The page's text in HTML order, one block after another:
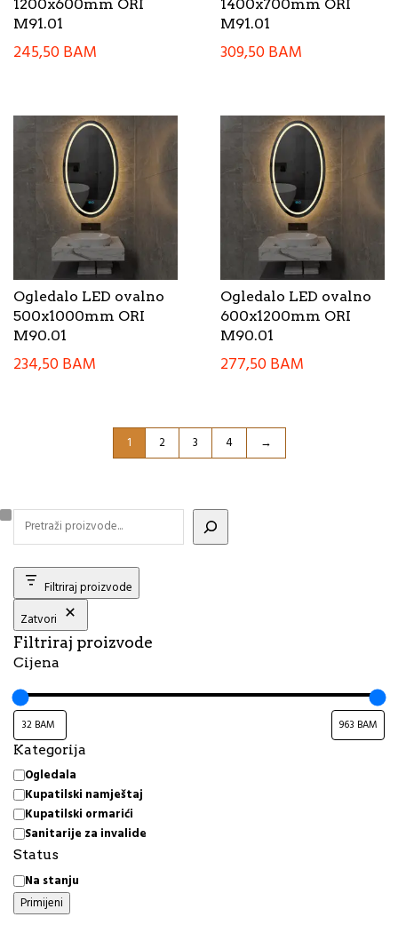
1200x600mm ORI
M91.01
245,50BAM
1400x700mm ORI
M91.01
309,50BAM
Ogledalo LED ovalno
500x1000mm ORI
M90.01
234,50BAM
Ogledalo LED ovalno
600x1200mm ORI
M90.01
277,50BAM
1 2 3 4 →
Filtriraj proizvode
Zatvori
Filtriraj proizvode
Cijena
Kategorija
Kategorija
Ogledala
Kupatilski namještaj
Kupatilski ormarići
Sanitarije za invalide
Status
Status
Na stanju
Primijeni